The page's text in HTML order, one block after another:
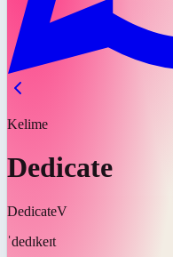
Kelime
Dedicate
DedicateV
ˈdedɪkeɪt